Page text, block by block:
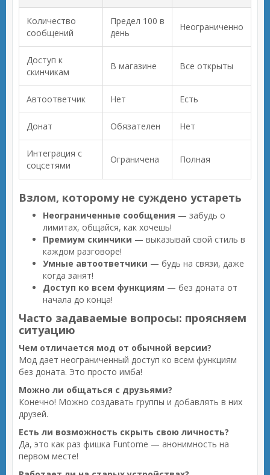
Количество
сообщений
Предел 100 в
день
Неограниченно
Доступ к
скинчикам
В магазине Все открыты
Автоответчик Нет Есть
Донат Обязателен Нет
Интеграция с
соцсетями
Ограничена Полная
Взлом, которому не суждено устареть
Неограниченные сообщения — забудь о
лимитах, общайся, как хочешь!
Премиум скинчики — выказывай свой стиль в
каждом разговоре!
Умные автоответчики — будь на связи, даже
когда занят!
Доступ ко всем функциям — без доната от
начала до конца!
Часто задаваемые вопросы: проясняем
ситуацию
Чем отличается мод от обычной версии?
Мод дает неограниченный доступ ко всем функциям
без доната. Это просто имба!
Можно ли общаться с друзьями?
Конечно! Можно создавать группы и добавлять в них
друзей.
Есть ли возможность скрыть свою личность?
Да, это как раз фишка Funtome — анонимность на
первом месте!